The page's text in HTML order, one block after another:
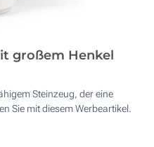
großem Henkel
Steinzeug, der eine
Sie mit diesem Werbeartikel.